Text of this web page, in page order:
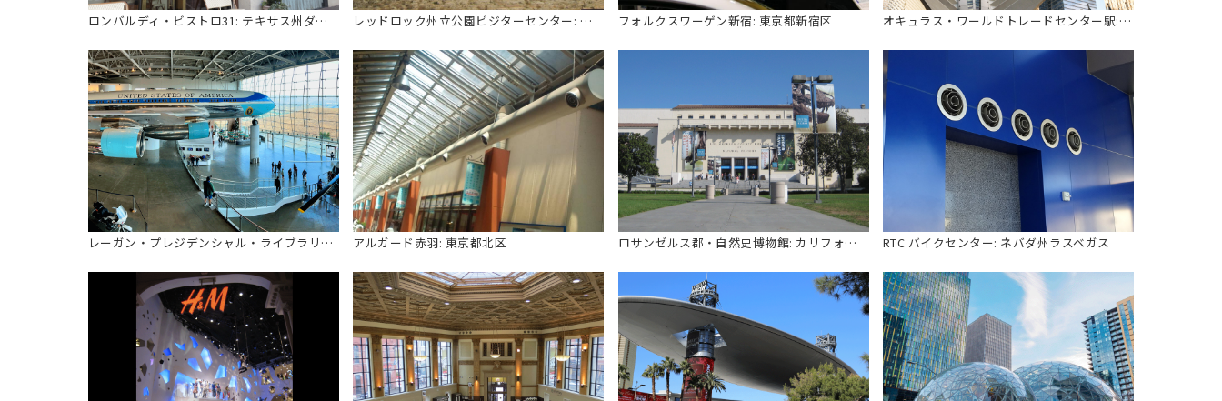
ロンバルディ・ビストロ31: テキサス州ダラス レッドロック州立公園ビジターセンター: ネバダ州ラスベガス フォルクスワーゲン新宿: 東京都新宿区 オキュラス・ワールドトレードセンター駅: ニューヨーク州ニューヨーク
レーガン・プレジデンシャル・ライブラリー【Air Force One】: カリフォルニア州シミ・バレー アルガード赤羽: 東京都北区 ロサンゼルス郡・自然史博物館: カリフォルニア州ロサンゼルス RTC バイクセンター: ネバダ州ラスベガス